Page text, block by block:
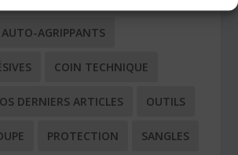
AUTO-AGRIPPANTS
COIN TECHNIQUE
DERNIERS ARTICLES OUTILS
PROTECTION SANGLES